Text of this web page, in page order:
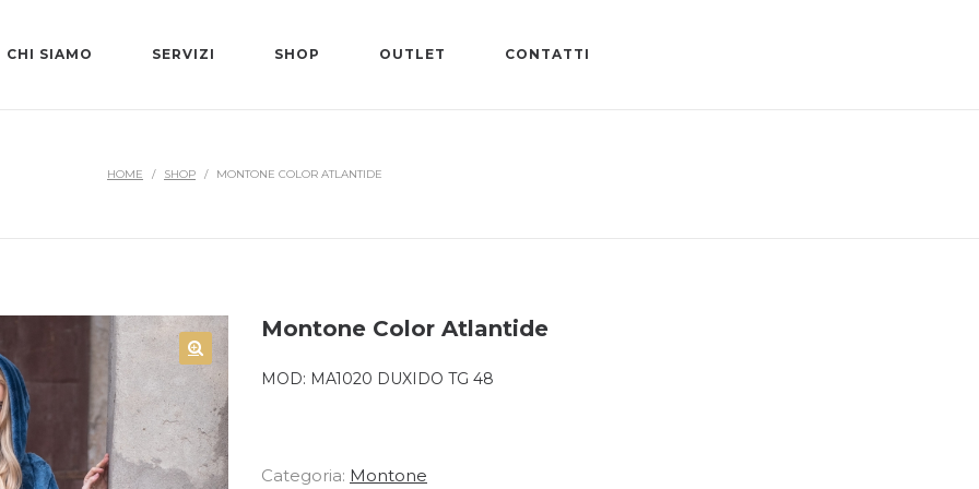
CHI SIAMO SERVIZI SHOP OUTLET CONTATTI
HOME / SHOP / MONTONE COLOR ATLANTIDE
Montone Color Atlantide
MOD: MA1020 DUXIDO TG 48
Categoria: Montone